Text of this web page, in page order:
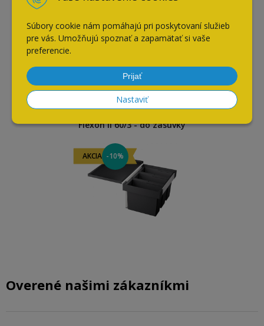
Súbory cookie nám pomáhajú pri poskytovaní služieb
pre vás. Umožňujú spoznať a zapamätať si vaše
preferencie.
Prijať
Nastaviť
s DPH / ks
Naposledy navštívené
Flexon II 60/3 - do zásuvky
AKCIA -10%
Overené našimi zákazníkmi